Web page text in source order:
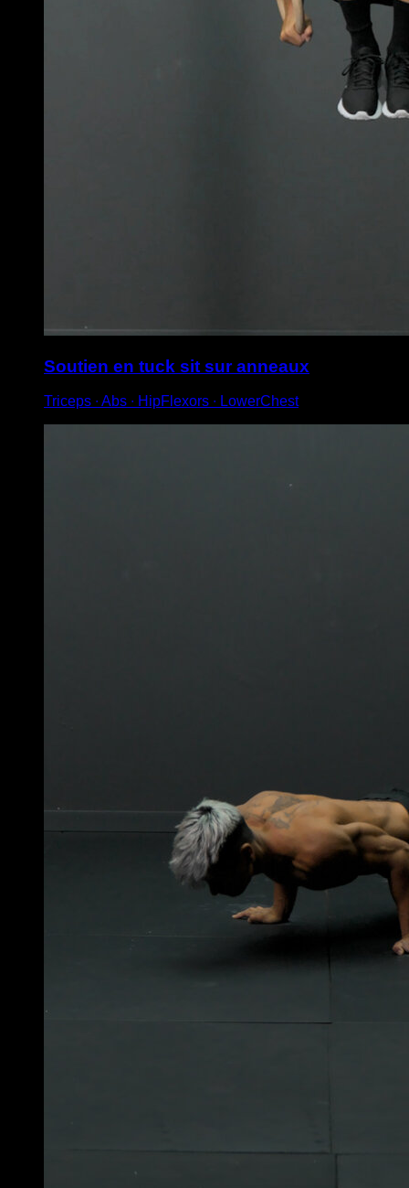
Soutien en tuck sit sur anneaux
Triceps ∙ Abs ∙ HipFlexors ∙ LowerChest